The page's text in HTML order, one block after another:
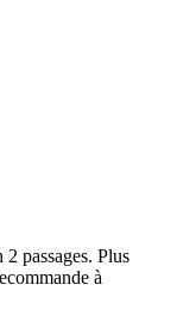
passages. Plus
à